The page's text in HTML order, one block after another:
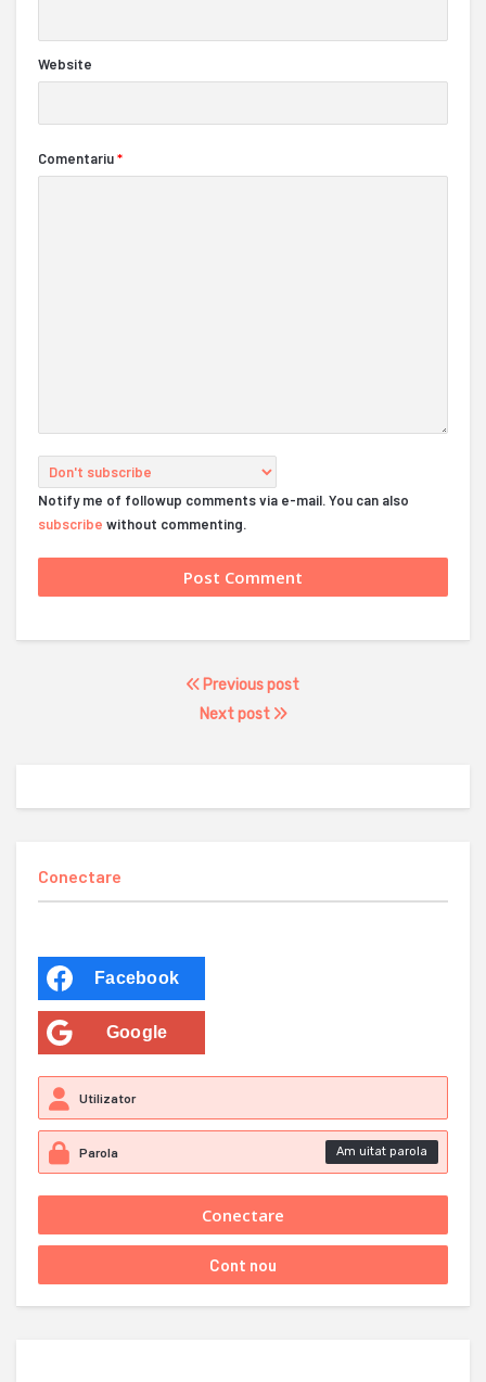
Website
Comentariu*
Notify me of followup comments via e-mail. You can also
subscribe without commenting.
Previous post
Next post
Conectare
Facebook
Google
Am uitat parola